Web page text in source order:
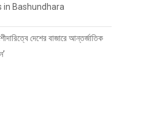
in Bashundhara
দেশের বাজারে আন্তর্জাতিক